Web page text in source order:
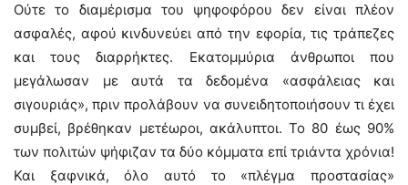
Ούτε το διαμέρισμα του ψηφοφόρου δεν είναι πλέον
ασφαλές, αφού κινδυνεύει από την εφορία, τις τράπεζες
και τους διαρρήκτες. Εκατομμύρια άνθρωποι που
μεγάλωσαν με αυτά τα δεδομένα «ασφάλειας και
σιγουριάς», πριν προλάβουν να συνειδητοποιήσουν τι έχει
συμβεί, βρέθηκαν μετέωροι, ακάλυπτοι. Το 80 έως 90%
των πολιτών ψήφιζαν τα δύο κόμματα επί τριάντα χρόνια!
Και ξαφνικά, όλο αυτό το «πλέγμα προστασίας»